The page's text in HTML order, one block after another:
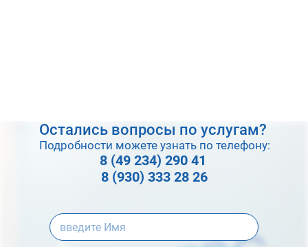
Остались вопросы по услугам?
Подробности можете узнать по телефону:
8 (49 234) 290 41
8 (930) 333 28 26